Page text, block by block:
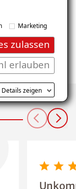
Marketing
zulassen
erlauben
Details zeigen